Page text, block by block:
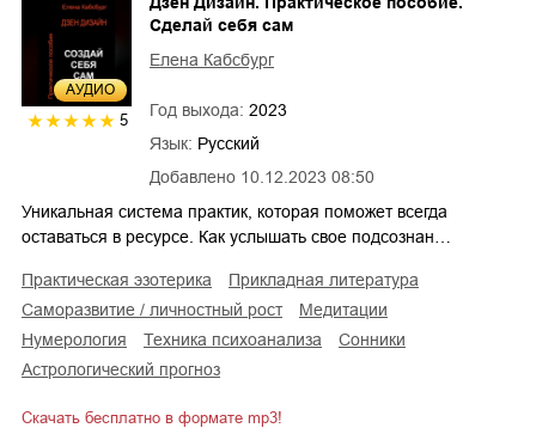
AУДИО
5
Добавлено 10.12.2023 08:50
Сделай себя сам
Елена Кабсбург
Год выхода: 2023
Язык: Русский
Уникальная система практик, которая поможет всегда
оставаться в ресурсе. Как услышать свое подсознан…
практическая эзотерика
прикладная литература
саморазвитие / личностный рост
медитации
нумерология
техника психоанализа
сонники
астрологический прогноз
Скачать бесплатно в формате mp3!